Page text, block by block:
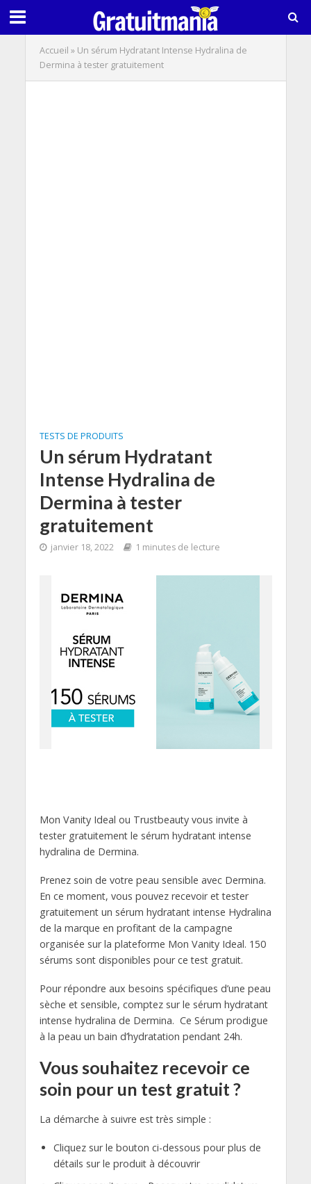
Accueil » Un sérum Hydratant Intense Hydralina de
Dermina à tester gratuitement
TESTS DE PRODUITS
Un sérum Hydratant
Intense Hydralina de
Dermina à tester
gratuitement
janvier 18, 2022 1 minutes de lecture
Mon Vanity Ideal ou Trustbeauty vous invite à
tester gratuitement le sérum hydratant intense
hydralina de Dermina.
Prenez soin de votre peau sensible avec Dermina.
En ce moment, vous pouvez recevoir et tester
gratuitement un sérum hydratant intense Hydralina
de la marque en profitant de la campagne
organisée sur la plateforme Mon Vanity Ideal. 150
sérums sont disponibles pour ce test gratuit.
Pour répondre aux besoins spécifiques d’une peau
sèche et sensible, comptez sur le sérum hydratant
intense hydralina de Dermina. Ce Sérum prodigue
à la peau un bain d’hydratation pendant 24h.
Vous souhaitez recevoir ce
soin pour un test gratuit ?
La démarche à suivre est très simple :
Cliquez sur le bouton ci-dessous pour plus de
détails sur le produit à découvrir